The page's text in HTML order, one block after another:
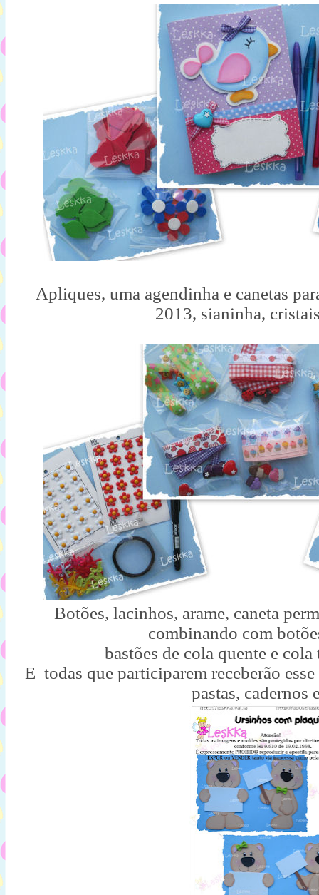
Apliques, uma agendinha e canetas
2013, sianinha,
Botões, lacinhos, arame, caneta
combinando com
bastões de cola quente e
E todas que participarem receberão
pastas, cadernos